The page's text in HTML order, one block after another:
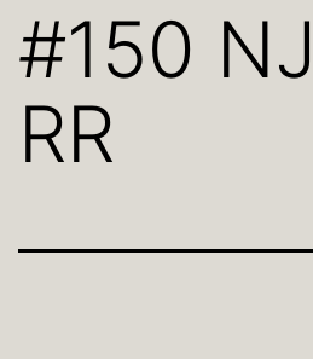
キ#150
RR